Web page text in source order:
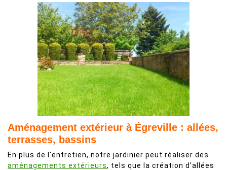
Aménagement extérieur à Égreville : allées,
terrasses, bassins
En plus de l'entretien, notre jardinier peut réaliser des
aménagements extérieurs, tels que la création d’allées